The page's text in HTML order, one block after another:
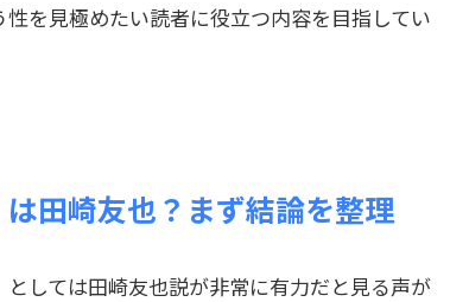
を見極めたい読者に役立つ内容を目指してい
田崎友也？まず結論を整理
しては田崎友也説が非常に有力だと見る声が